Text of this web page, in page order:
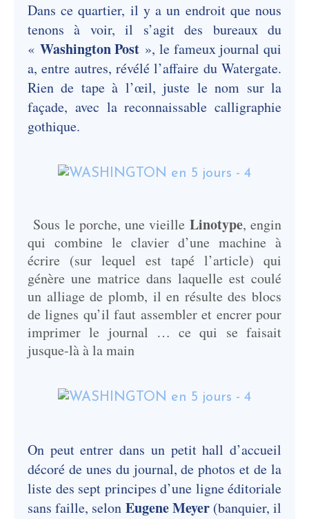
Dans ce quartier, il y a un endroit que nous
tenons à voir, il s’agit des bureaux du
« Washington Post », le fameux journal qui
a, entre autres, révélé l’affaire du Watergate.
Rien de tape à l’œil, juste le nom sur la
façade, avec la reconnaissable calligraphie
gothique.
Sous le porche, une vieille Linotype, engin
qui combine le clavier d’une machine à
écrire (sur lequel est tapé l’article) qui
génère une matrice dans laquelle est coulé
un alliage de plomb, il en résulte des blocs
de lignes qu’il faut assembler et encrer pour
imprimer le journal … ce qui se faisait
jusque-là à la main
On peut entrer dans un petit hall d’accueil
décoré de unes du journal, de photos et de la
liste des sept principes d’une ligne éditoriale
sans faille, selon Eugene Meyer(banquier, il